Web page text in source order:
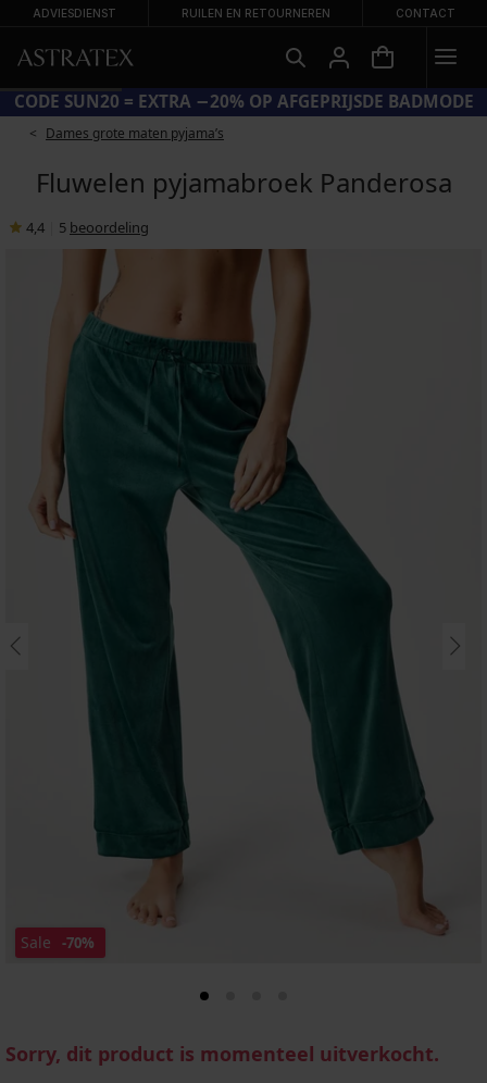
ADVIESDIENST RUILEN EN RETOURNEREN CONTACT
CODE SUN20 = EXTRA −20% OP AFGEPRIJSDE BADMODE
Dames grote maten pyjama’s
Fluwelen pyjamabroek Panderosa
4,4 5 beoordeling
Sale -70%
Sorry, dit product is momenteel uitverkocht.